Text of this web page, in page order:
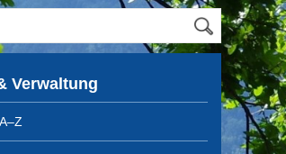
Verwaltung